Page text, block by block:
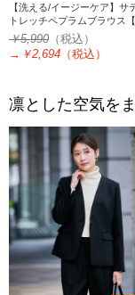
【洗える/イージーケア】サ
トレッチペプラムブラウス【
トアップ対応】
￥5,990 （税込）
→ ￥2,694 （税込）
凛とした空気を